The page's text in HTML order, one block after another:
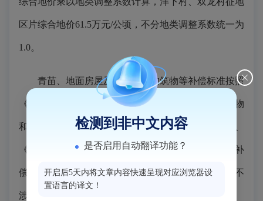
区片综合地价61.5万元/公顷，不分地类调整系数统一为
1.0。
青苗、地面房屋及其他建、构筑物等补偿标准按照
《福州市人民政府关于公布四城区征收土地地上附着物
和青苗等补偿标准的通知》（榕政规〔2024〕1号）、
《闽侯县人民政府关于征收土地地上附着物和青苗等补
偿标准的通知》（侯政文〔2024〕2号）文件执行。不
涉及房屋征收。
检测到非中文内容
是否启用自动翻译功能？
开启后5天内将文章内容快速呈现对应浏览器设
置语言的译文！